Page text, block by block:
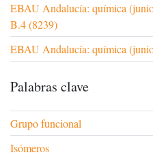
EBAU Andalucía: química
B.4 (8239)
EBAU Andalucía: química
Palabras clave
Grupo funcional
Isómeros